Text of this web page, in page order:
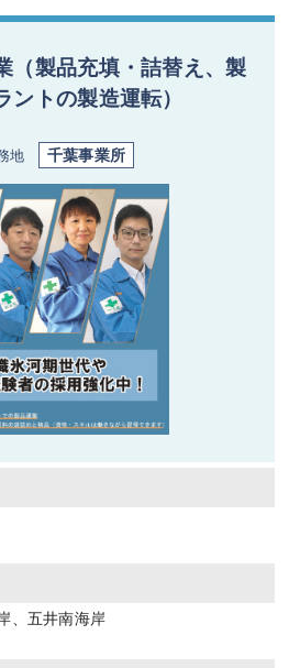
（製品充填・詰替え、製
ントの製造運転）
地 千葉事業所
、五井南海岸